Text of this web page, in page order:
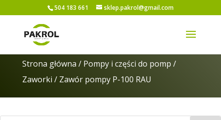
504 183 661 sklep.pakrol@gmail.com
Strona główna / Pompy i części do pomp /
Zaworki / Zawór pompy P-100 RAU